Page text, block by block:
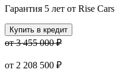
Гарантия 5 лет от Rise Cars
Купить в кредит
от 3 455 000 ₽
от 2 208 500 ₽